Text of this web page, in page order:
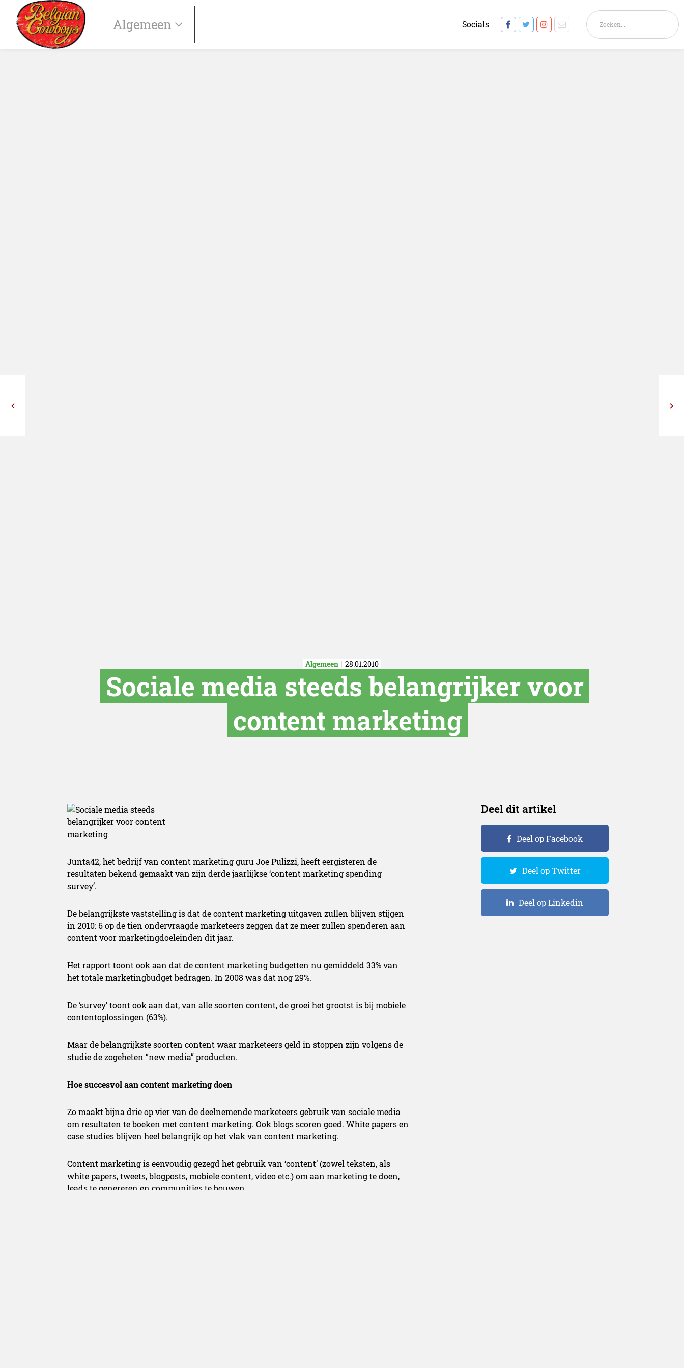
Algemeen Socials
Algemeen 28.01.2010
Sociale media steeds belangrijker voor
content marketing
Junta42, het bedrijf van content marketing guru Joe Pulizzi, heeft eergisteren de
resultaten bekend gemaakt van zijn derde jaarlijkse ‘content marketing spending
survey’.
De belangrijkste vaststelling is dat de content marketing uitgaven zullen blijven stijgen
in 2010: 6 op de tien ondervraagde marketeers zeggen dat ze meer zullen spenderen aan
content voor marketingdoeleinden dit jaar.
Het rapport toont ook aan dat de content marketing budgetten nu gemiddeld 33% van
het totale marketingbudget bedragen. In 2008 was dat nog 29%.
De ‘survey’ toont ook aan dat, van alle soorten content, de groei het grootst is bij mobiele
contentoplossingen (63%).
Maar de belangrijkste soorten content waar marketeers geld in stoppen zijn volgens de
studie de zogeheten “new media” producten.
Hoe succesvol aan content marketing doen
Zo maakt bijna drie op vier van de deelnemende marketeers gebruik van sociale media
om resultaten te boeken met content marketing. Ook blogs scoren goed. White papers en
case studies blijven heel belangrijk op het vlak van content marketing.
Content marketing is eenvoudig gezegd het gebruik van ‘content’ (zowel teksten, als
white papers, tweets, blogposts, mobiele content, video etc.) om aan marketing te doen,
leads te genereren en communities te bouwen.
Deel dit artikel
Deel op Facebook
Deel op Twitter
Deel op Linkedin